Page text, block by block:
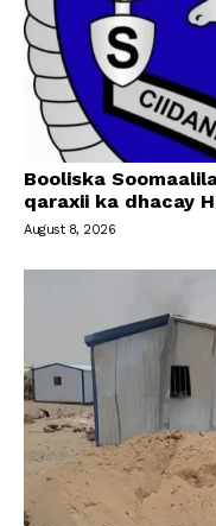
Booliska
qaraxii ka dhacay
August 8, 2026